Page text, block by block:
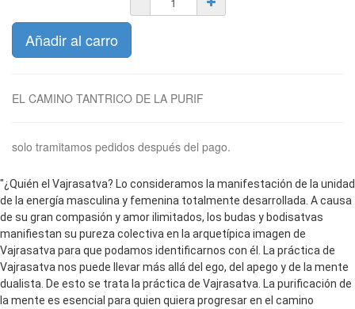
Añadir al carro
EL CAMINO TANTRICO DE LA PURIF
solo tramitamos pedidos después del pago.
"¿Quién el Vajrasatva? Lo consideramos la manifestación de la unidad
de la energía masculina y femenina totalmente desarrollada. A causa
de su gran compasión y amor ilimitados, los budas y bodisatvas
manifiestan su pureza colectiva en la arquetípica imagen de
Vajrasatva para que podamos identificarnos con él. La práctica de
Vajrasatva nos puede llevar más allá del ego, del apego y de la mente
dualista. De esto se trata la práctica de Vajrasatva. La purificación de
la mente es esencial para quien quiera progresar en el camino